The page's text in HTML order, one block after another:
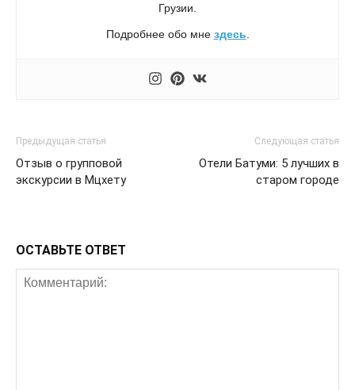
Грузии.
Подробнее обо мне здесь
Предыдущая статья
Отзыв о групповой
экскурсии в Мцхету
Следующая статья
Отели Батуми: 5 лучших в
старом городе
ОСТАВЬТЕ ОТВЕТ